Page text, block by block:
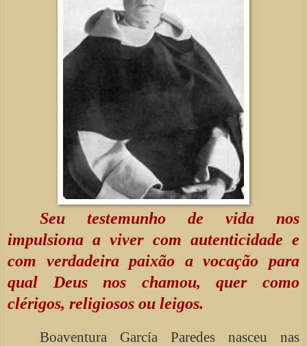
Seu testemunho de vida nos
impulsiona a viver com autenticidade e
com verdadeira paixão a vocação para
qual Deus nos chamou, quer como
clérigos, religiosos ou leigos.
Boaventura García Paredes nasceu nas